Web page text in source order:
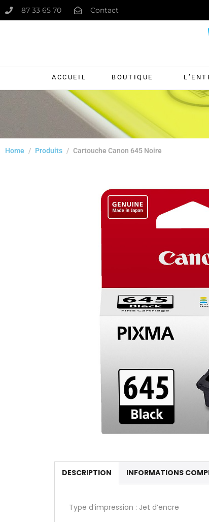
87 33 65 70 Contact
ACCUEIL BOUTIQUE
Home Produits Cartouche Canon 645 Noire
DESCRIPTION INFORMATIONS
Type d’impression : Jet d’encre